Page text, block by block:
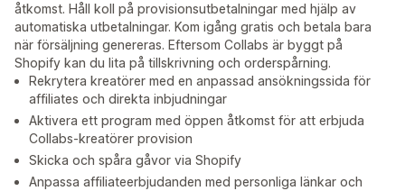
åtkomst. Håll koll på provisionsutbetalningar med hjälp av
automatiska utbetalningar. Kom igång gratis och betala bara
när försäljning genereras. Eftersom Collabs är byggt på
Shopify kan du lita på tillskrivning och orderspårning.
Rekrytera kreatörer med en anpassad ansökningssida för
affiliates och direkta inbjudningar
Aktivera ett program med öppen åtkomst för att erbjuda
Collabs-kreatörer provision
Skicka och spåra gåvor via Shopify
Anpassa affiliateerbjudanden med personliga länkar och